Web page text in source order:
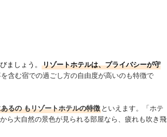
ましょう。
リゾートホテルは、プライバシーが守
含む宿での過ごし方の自由度が高いのも特徴で
るの もリゾートホテルの特徴 といえます。「ホテ
ら大自然の景色が見られる部屋なら、疲れも吹き飛